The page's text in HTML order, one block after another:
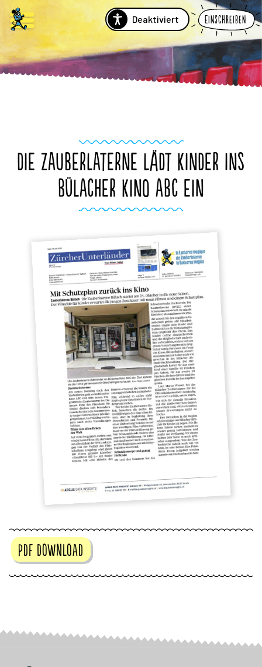
Deaktiviert Einschreiben
DIE ZAUBERLATERNE LÄDT KINDER INS
BÜLACHER KINO ABC EIN
PDF DOWNLOAD